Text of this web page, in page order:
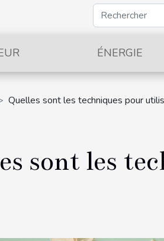
ÉNERGIE
Quelles sont les techniques pour
sont les